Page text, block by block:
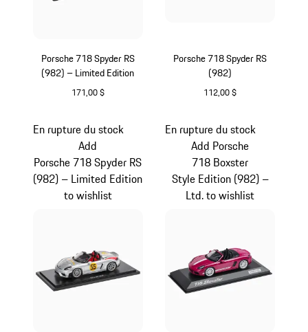
Porsche 718 Spyder RS
(982) – Limited Edition
171,00 $
Porsche 718 Spyder RS
(982)
112,00 $
En rupture du stock
Add
Porsche 718 Spyder RS
(982) – Limited Edition
to wishlist
En rupture du stock
Add Porsche
718 Boxster
Style Edition (982) –
Ltd. to wishlist